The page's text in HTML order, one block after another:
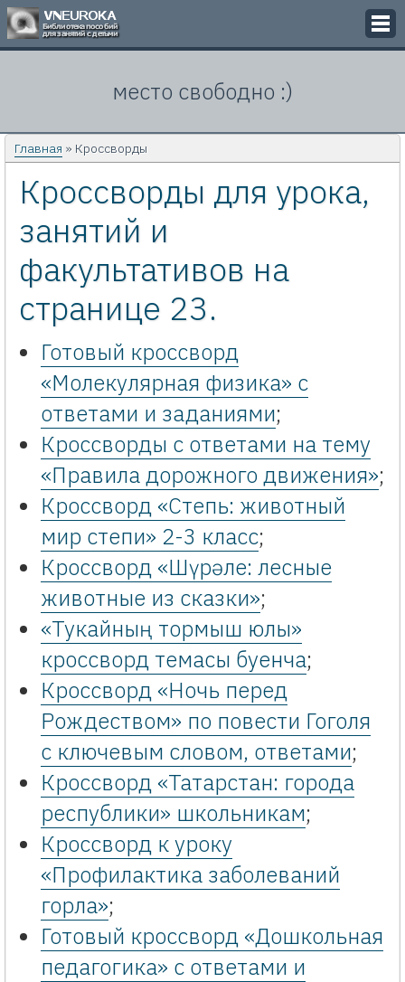
Кроссворды
Задачи
Контакты
место свободно :)
Главная » Кроссворды
Кроссворды для урока,
занятий и
факультативов на
странице 23.
Готовый кроссворд
«Молекулярная физика» с
ответами и заданиями;
Кроссворды с ответами на тему
«Правила дорожного движения»;
Кроссворд «Степь: животный
мир степи» 2-3 класс;
Кроссворд «Шүрәле: лесные
животные из сказки»;
«Тукайның тормыш юлы»
кроссворд темасы буенча;
Кроссворд «Ночь перед
Рождеством» по повести Гоголя
с ключевым словом, ответами;
Кроссворд «Татарстан: города
республики» школьникам;
Кроссворд к уроку
«Профилактика заболеваний
горла»;
Готовый кроссворд «Дошкольная
педагогика» с ответами и